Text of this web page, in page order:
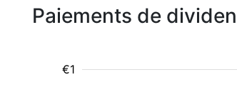
Paiements de
€1